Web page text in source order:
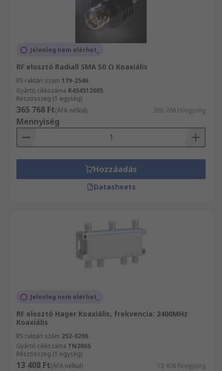
Jelenleg nem elérhet_
RF elosztó Radiall SMA 50 Ω Koaxiális
RS raktári szám 179-2546
Gyártó cikkszáma R434512005
Részösszeg (1 egység)
365 768 Ft(ÁFA nélkül) 365 768 Ft/egység
Mennyiség
Hozzáadás
Datasheets
Jelenleg nem elérhet_
RF elosztó Hager Koaxiális, frekvencia: 2400MHz
Koaxiális
RS raktári szám 252-0206
Gyártó cikkszáma TN206S
Részösszeg (1 egység)
13 408 Ft(ÁFA nélkül) 13 408 Ft/egység